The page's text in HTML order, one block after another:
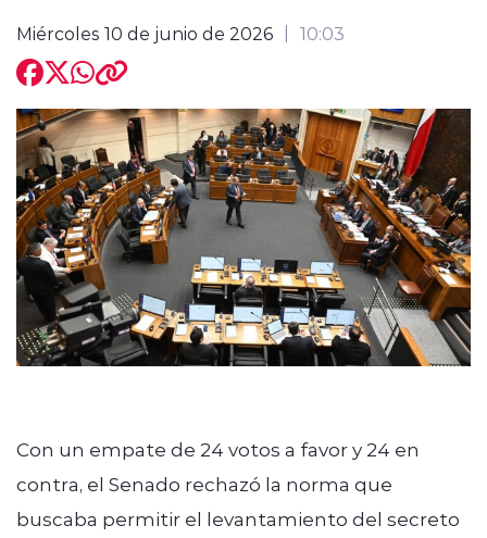
Regiones al Aire
Entrevistas
modo claro
Miércoles 10 de junio de 2026 10:03
Con un empate de 24 votos a favor y 24 en
contra, el Senado rechazó la norma que
buscaba permitir el levantamiento del secreto